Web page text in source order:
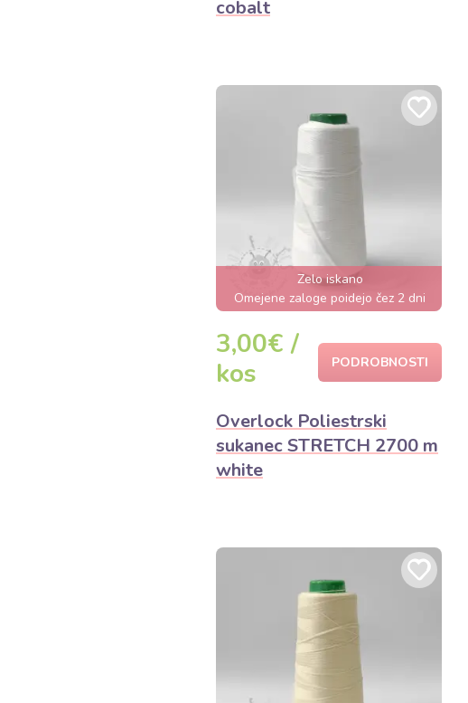
cobalt
Zelo iskano
Omejene zaloge poidejo čez 2 dni
3,00€ /
kos
PODROBNOSTI
Overlock Poliestrski
sukanec STRETCH 2700 m
white